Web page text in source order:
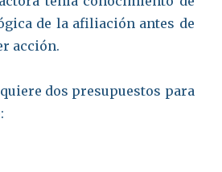
de la afiliación antes de
acción.
dos presupuestos para